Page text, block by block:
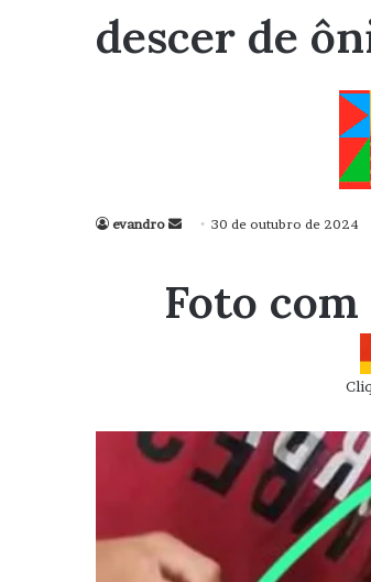
descer de
evandro
Mande
mail
30 de outubro de 2024
Foto